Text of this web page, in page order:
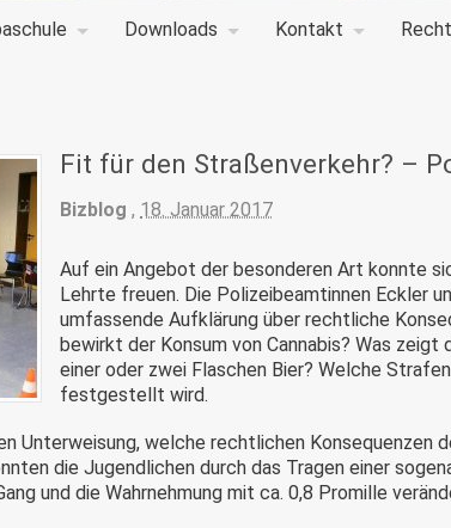
Downloads Kontakt
Fit für den Straßenverkehr? –
Bizblog , 18. Januar 2017
Auf ein Angebot der besonderen Art konnte
Lehrte freuen. Die Polizeibeamtinnen Eckler
umfassende Aufklärung über rechtliche
bewirkt der Konsum von Cannabis? Was
einer oder zwei Flaschen Bier? Welche
festgestellt wird.
Unterweisung, welche rechtlichen Konsequenzen
die Jugendlichen durch das Tragen einer
und die Wahrnehmung mit ca. 0,8 Promille